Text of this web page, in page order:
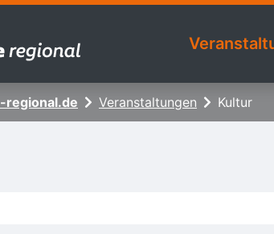
Veranstaltungen Kultur